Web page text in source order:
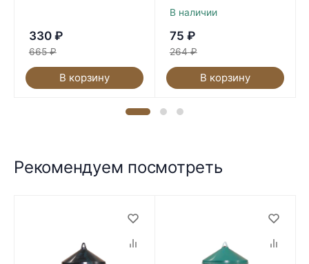
330 ₽
665 ₽
В корзину
В наличии
75 ₽
264 ₽
В корзину
Рекомендуем посмотреть